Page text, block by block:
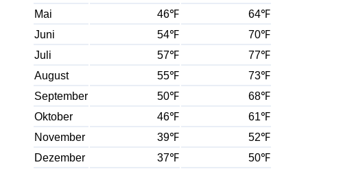
Mai
46℉
64℉
Juni
54℉
70℉
Juli
57℉
77℉
August
55℉
73℉
September
50℉
68℉
Oktober
46℉
61℉
November
39℉
52℉
Dezember
37℉ 50℉